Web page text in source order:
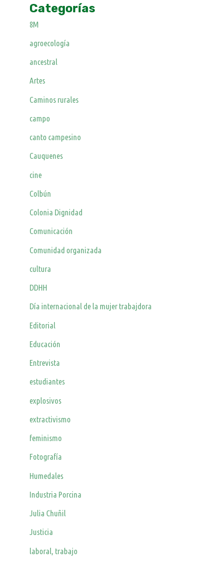
Categorías
8M
agroecología
ancestral
Artes
Caminos rurales
campo
canto campesino
Cauquenes
cine
Colbún
Colonia Dignidad
Comunicación
Comunidad organizada
cultura
DDHH
Día internacional de la mujer trabajdora
Editorial
Educación
Entrevista
estudiantes
explosivos
extractivismo
feminismo
Fotografía
Humedales
Industria Porcina
Julia Chuñil
Justicia
laboral, trabajo